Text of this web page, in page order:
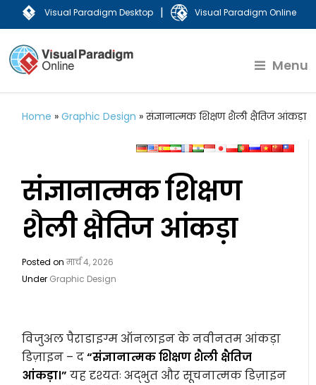
Visual Paradigm Desktop | Visual Paradigm Online
Menu
Home »Graphic Design »संज्ञानात्मक शिक्षण शैली क्षैतिज आंकड़ा
संज्ञानात्मक शिक्षण
शैली क्षैतिज आंकड़ा
Posted onमार्च 4, 2026
Under Graphic Design
विजुअल पैराडाइग्म ऑनलाइन के नवीनतम आंकड़ा
डिज़ाइन – द“संज्ञानात्मक शिक्षण शैली क्षैतिज
आंकड़ा।” यह दृश्यतः अद्भुत और सूचनात्मक डिज़ाइन